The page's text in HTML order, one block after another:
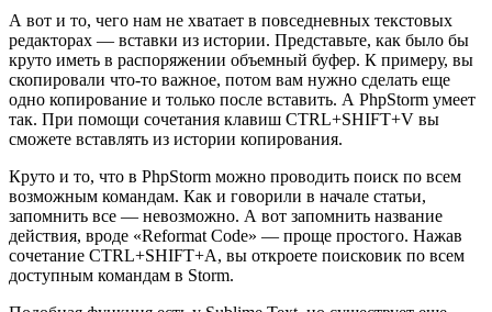
А вот и то, чего нам не хватает в повседневных текстовых
редакторах — вставки из истории. Представьте, как было бы
круто иметь в распоряжении объемный буфер. К примеру, вы
скопировали что-то важное, потом вам нужно сделать еще
одно копирование и только после вставить. А PhpStorm умеет
так. При помощи сочетания клавиш CTRL+SHIFT+V вы
сможете вставлять из истории копирования.
Круто и то, что в PhpStorm можно проводить поиск по всем
возможным командам. Как и говорили в начале статьи,
запомнить все — невозможно. А вот запомнить название
действия, вроде «Reformat Code» — проще простого. Нажав
сочетание CTRL+SHIFT+A, вы откроете поисковик по всем
доступным командам в Storm.